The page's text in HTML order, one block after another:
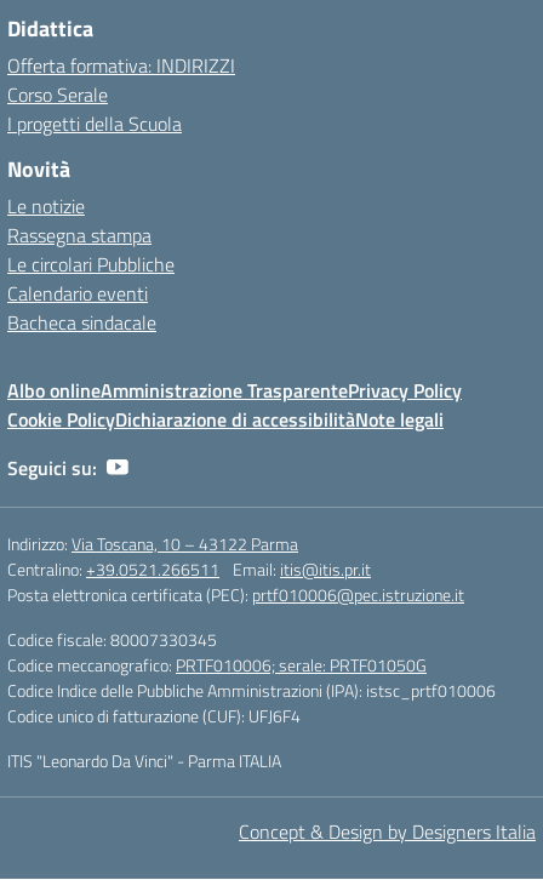
Didattica
Offerta formativa: INDIRIZZI
Corso Serale
I progetti della Scuola
Novità
Le notizie
Rassegna stampa
Le circolari Pubbliche
Calendario eventi
Bacheca sindacale
Albo onlineAmministrazione TrasparentePrivacy Policy
Cookie PolicyDichiarazione di accessibilitàNote legali
Seguici su:
Indirizzo:Via Toscana, 10 – 43122 Parma
Centralino:+39.0521.266511 Email: itis@itis.pr.it
Posta elettronica certificata (PEC): prtf010006@pec.istruzione.it
Codice fiscale: 80007330345
Codice meccanografico: PRTF010006; serale: PRTF01050G
Codice Indice delle Pubbliche Amministrazioni (IPA): istsc_prtf010006
Codice unico di fatturazione (CUF): UFJ6F4
ITIS "Leonardo Da Vinci" - Parma ITALIA
Concept & Design by Designers Italia